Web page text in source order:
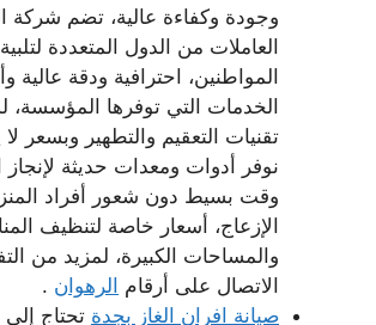
وجودة وكفاءة عالية، تضم شركة
العاملات من الدول المتعددة
المواطنين، احترافية ودقة عالية
الخدمات التي توفرها المؤسسة،
تقنيات التعقيم والتطهير وبسعر
نوفر أدوات ومعدات حديثة
وقت بسيط دون شعور أفراد
الإزعاج، أسعار خاصة لتنظيف
والمساحات الكبيرة، لمزيد من
الاتصال على أرقام الرهوان .
صيانة افران الغاز بجدة تحتاج